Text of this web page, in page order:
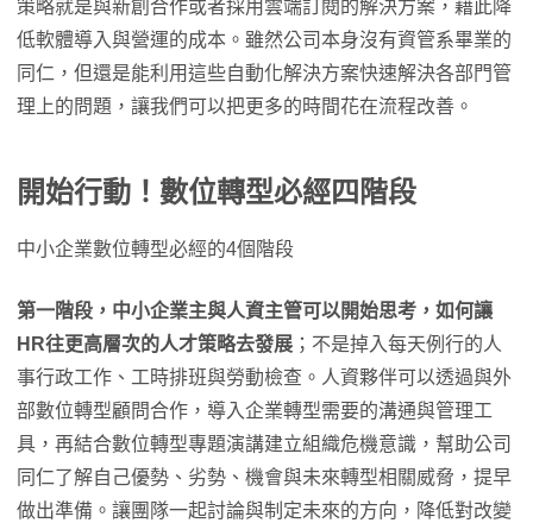
策略就是與新創合作或者採用雲端訂閱的解決方案，藉此降
低軟體導入與營運的成本。雖然公司本身沒有資管系畢業的
同仁，但還是能利用這些自動化解決方案快速解決各部門管
理上的問題，讓我們可以把更多的時間花在流程改善。
開始行動！數位轉型必經四階段
中小企業數位轉型必經的4個階段
第一階段，中小企業主與人資主管可以開始思考，如何讓
HR往更高層次的人才策略去發展 ；不是掉入每天例行的人
事行政工作、工時排班與勞動檢查。人資夥伴可以透過與外
部數位轉型顧問合作，導入企業轉型需要的溝通與管理工
具，再結合數位轉型專題演講建立組織危機意識，幫助公司
同仁了解自己優勢、劣勢、機會與未來轉型相關威脅，提早
做出準備。讓團隊一起討論與制定未來的方向，降低對改變